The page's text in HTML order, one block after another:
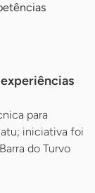
para
iniciativa foi
do Turvo